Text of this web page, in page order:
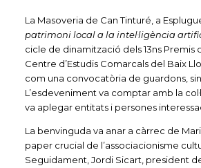
La Masoveria de Can Tinturé, a
patrimoni local a la intel·ligència
cicle de dinamització dels 13ns
Centre d’Estudis Comarcals del Baix
com una convocatòria de guardons,
L’esdeveniment va comptar amb la
va aplegar entitats i persones
La benvinguda va anar a càrrec de
paper crucial de l’associacionisme
Seguidament, Jordi Sicart, president